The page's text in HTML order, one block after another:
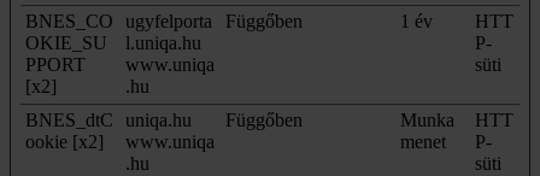
BNES_CO
OKIE_SU
PPORT
[x2]
ugyfelporta
l.uniqa.hu
www.uniqa
.hu
Függőben 1 év
HTT
P-
süti
BNES_dtC
ookie [x2]
uniqa.hu
www.uniqa
.hu
Függőben
Munka
menet
HTT
P-
süti